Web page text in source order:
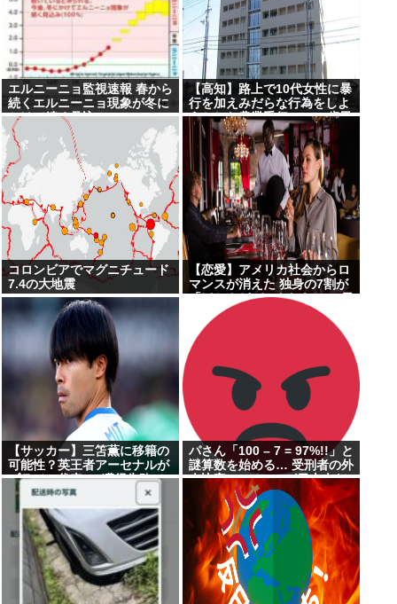
エルニーニョ監視速報 春から
続くエルニーニョ現象が冬に
かけて続く見込み
【高知】路上で10代女性に暴
行を加えみだらな行為をしよ
うとした農業手伝いの38歳男
を逮捕…男は7月にも下半身
露出の疑いで逮捕・起訴
コロンビアでマグニチュード
7.4の大地震
【恋愛】アメリカ社会からロ
マンスが消えた 独身の7割が
「ほとんどデートしない」 日
本でも静かに進みつつあ
る”恋愛不況”
【サッカー】三笘薫に移籍の
可能性？英王者アーセナルが
ブラジル代表FW獲得失敗で
方針転換か「ベストなミトマ
は恐ろしいほど優れている」
パさん「100 – 7 = 97%!!」と
謎算数を始める… 受刑者の外
人比率 7%で97%が日本人だ
そう